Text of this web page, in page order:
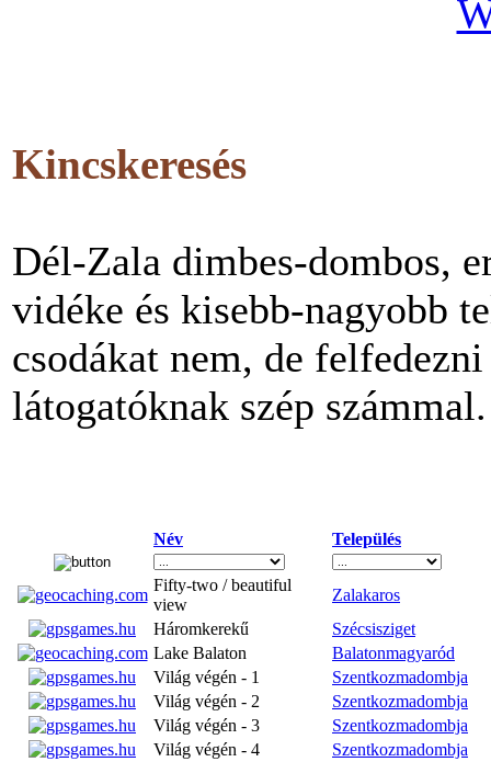
Kincskeresés
Dél-Zala dimbes-dombos,
vidéke és kisebb-nagyobb
csodákat nem, de
látogatóknak szép számmal.
Név Település
Fifty-two / beautiful
view
Zalakaros
Háromkerekű
Szécsisziget
Lake Balaton
Balatonmagyaród
Világ végén - 1
Szentkozmadombja
Világ végén - 2
Szentkozmadombja
Világ végén - 3
Szentkozmadombja
Világ végén - 4
Szentkozmadombja